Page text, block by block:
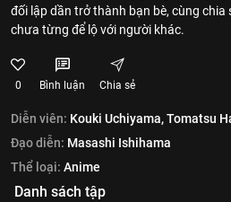
đối lập dần trở thành bạn bè, cùng chia
chưa từng để lộ với người khác.
0 Bình luận Chia sẻ
Diễn viên: Kouki Uchiyama,Tomatsu
Đạo diễn: Masashi Ishihama
Thể loại: Anime
Danh sách tập